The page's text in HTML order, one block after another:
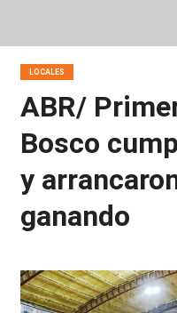
LOCALES
ABR/
Bosco
y
ganando